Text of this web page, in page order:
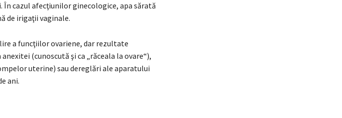
cazul afecţiunilor ginecologice, apa sărată
de irigaţii vaginale.
a funcţiilor ovariene, dar rezultate
(cunoscută şi ca „răceala la ovare“),
uterine) sau dereglări ale aparatului
ani.